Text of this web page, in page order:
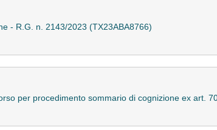
- R.G. n. 2143/2023 (TX23ABA8766)
per procedimento sommario di cognizione ex art.